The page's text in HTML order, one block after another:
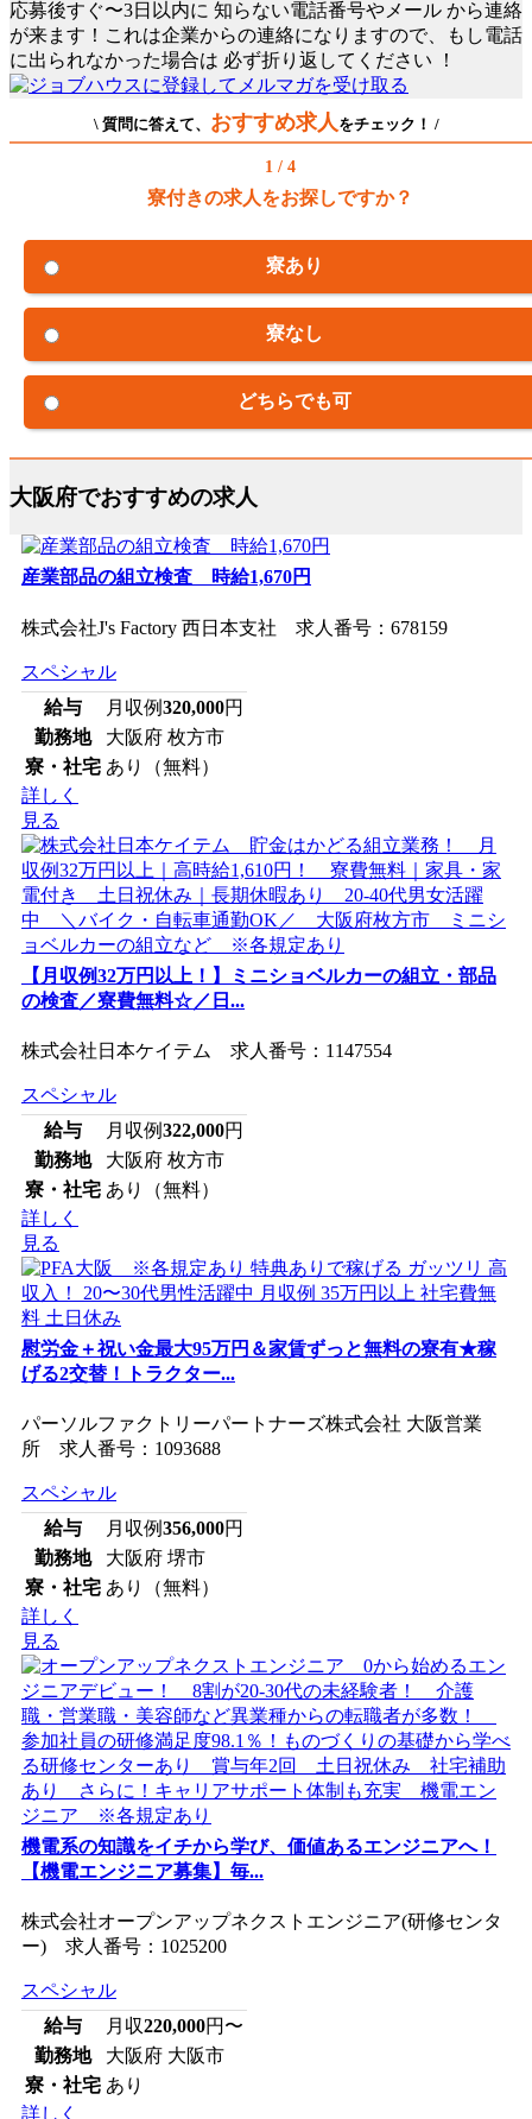
応募後すぐ〜3日以内に 知らない電話番号やメール から連絡
が来ます！これは企業からの連絡になりますので、もし電話
に出られなかった場合は 必ず折り返してください ！
\ 質問に答えて、 おすすめ求人 をチェック！ /
1 / 4
寮付きの求人をお探しですか？
寮あり
寮なし
どちらでも可
大阪府でおすすめの求人
産業部品の組立検査 時給1,670円
株式会社J's Factory 西日本支社 求人番号：678159
スペシャル
給与
月収例320,000円
勤務地
大阪府 枚方市
寮・社宅 あり（無料）
詳しく
見る
【月収例32万円以上！】ミニショベルカーの組立・部品
の検査／寮費無料☆／日...
株式会社日本ケイテム 求人番号：1147554
スペシャル
給与
月収例322,000円
勤務地
大阪府 枚方市
寮・社宅 あり（無料）
詳しく
見る
慰労金＋祝い金最大95万円＆家賃ずっと無料の寮有★稼
げる2交替！トラクター...
パーソルファクトリーパートナーズ株式会社 大阪営業
所 求人番号：1093688
スペシャル
給与
月収例356,000円
勤務地
大阪府 堺市
寮・社宅 あり（無料）
詳しく
見る
機電系の知識をイチから学び、価値あるエンジニアへ！
【機電エンジニア募集】毎...
株式会社オープンアップネクストエンジニア(研修センタ
ー) 求人番号：1025200
スペシャル
給与
月収220,000円〜
勤務地
大阪府 大阪市
寮・社宅 あり
詳しく